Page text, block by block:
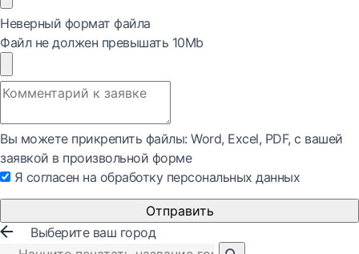
Неверный формат файла
Файл не должен превышать 10Mb
Вы можете прикрепить файлы: Word, Exсel, PDF, с вашей
заявкой в произвольной форме
Я согласен на обработку персональных данных
Отправить
Выберите ваш город